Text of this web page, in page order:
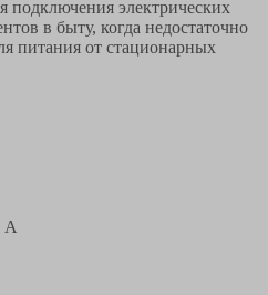
подключения электрических
в быту, когда недостаточно
питания от стационарных
А